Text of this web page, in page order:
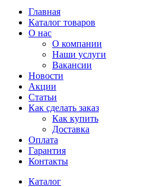
Главная
Каталог товаров
О нас
О компании
Наши услуги
Вакансии
Новости
Акции
Статьи
Как сделать заказ
Как купить
Доставка
Оплата
Гарантия
Контакты
Каталог